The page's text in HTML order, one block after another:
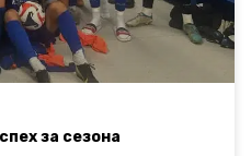
за сезона